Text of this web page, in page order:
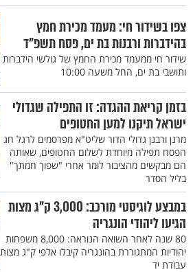
צפו בשידור חי: מעמד מכירת חמץ
בהידברות ורבנות בת ים, פסח תשפ"ד
שידור חי ממעמד מכירת החמץ של גולשי הידברות
ותושבי בת ים, החל משעה 10:00
בזמן קריאת ההגדה: זו התפילה שגדולי
ישראל תיקנו למען החטופים
מרנן ורבנן גדולי הדור שליט"א מפרסמים לרגל חג
הפסח תפילה מיוחדת לשלום החטופים, שאותה
הם מבקשים מהציבור לומר אחרי "שפוך חמתך"
בליל הסדר
במבצע לוגיסטי מורכב: 3,000 ק"ג מצות
הגיעו ליהודי הונגריה
80 שנה לאחר השואה הנוראה: 8,000 משפחות
יהודיות המתגוררת בהונגריה קיבלו אלפי ק"ג מצות
עבודת יד